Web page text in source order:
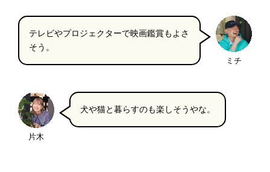
ミチ
テレビやプロジェクターで映画鑑賞もよさ
そう。
片木
犬や猫と暮らすのも楽しそうやな。